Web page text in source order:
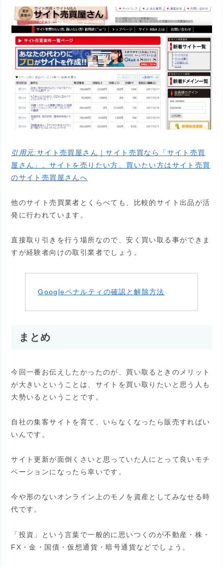
引用元:サイト売買屋さん｜サイト売買なら「サイト売買
屋さん」。サイトを売りたい方、買いたい方はサイト売買
のサイト売買屋さんへ
他のサイト売買業者とくらべても、比較的サイト出品が活
発に行われています。
直接取り引きを行う場所なので、安く買い取る事ができま
すが経験者向けの取引業者でしょう。
Googleペナルティの確認と解除方法
まとめ
今回一番お伝えしたかったのが、買い取るときのメリット
が大きいということは、サイトを買い取りたいと思う人も
大勢いるということです。
自社の集客サイトを育て、いらなくなったら販売すればい
いんです。
サイト更新が面倒くさいと思っていた人にとって良いモチ
ベーションになったら幸いです。
今や形のないオンライン上のモノを資産としてみなせる時
代です。
「投資」という言葉で一般的に思いつくのが不動産・株・
FX・金・国債・仮想通貨・暗号通貨などでしょう。